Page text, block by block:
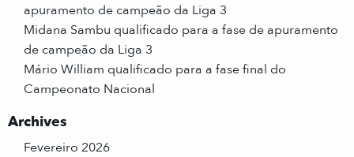
apuramento de campeão da Liga 3
Midana Sambu qualificado para a fase de apuramento
de campeão da Liga 3
Mário William qualificado para a fase final do
Campeonato Nacional
Archives
Fevereiro 2026